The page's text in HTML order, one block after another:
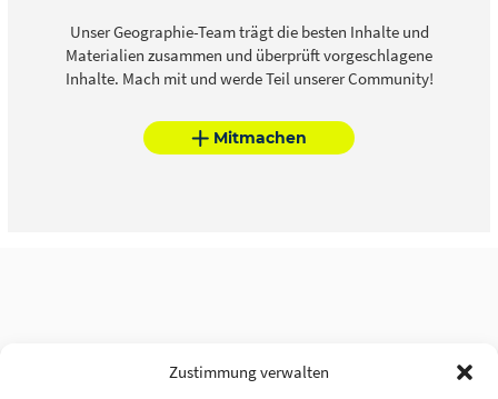
Zustimmung verwalten
Unser Geographie-Team trägt die besten Inhalte und
Materialien zusammen und überprüft vorgeschlagene
Inhalte. Mach mit und werde Teil unserer Community!
Mitmachen